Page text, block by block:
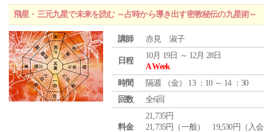
飛星・三元九星で未来を読む ～占時から導き出す密教秘伝の九星術～
講師 赤見 淑子
日程
10月 19日 ～ 12月 28日
A Week
時間
隔週 （金） 13 ：10 ～ 14 ：30
回数
全6回
料金
21,735円
21,735円（一般） 19,530円（入